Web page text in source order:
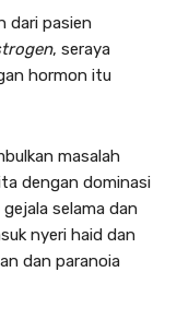
dari pasien
, seraya
hormon itu
masalah
dengan dominasi
selama dan
nyeri haid dan
dan paranoia